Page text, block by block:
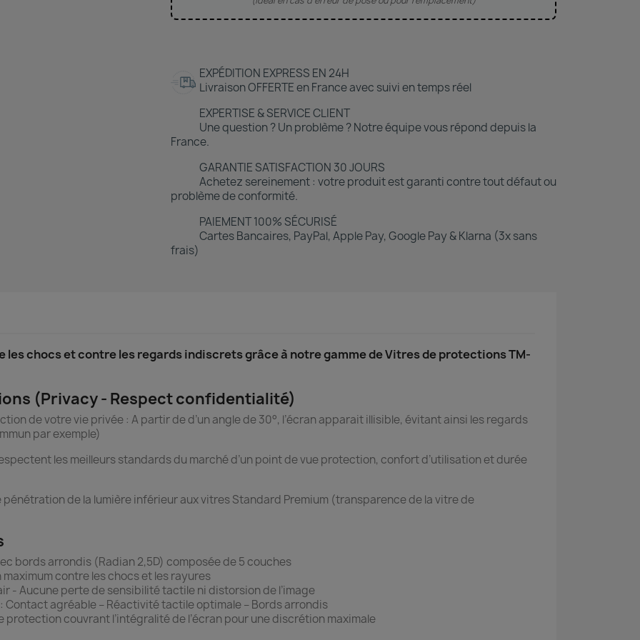
EXPÉDITION EXPRESS EN 24H
Livraison OFFERTE en France avec suivi en temps réel
EXPERTISE & SERVICE CLIENT
Une question ? Un problème ? Notre équipe vous répond depuis la
France.
GARANTIE SATISFACTION 30 JOURS
Achetez sereinement : votre produit est garanti contre tout défaut ou
problème de conformité.
PAIEMENT 100% SÉCURISÉ
Cartes Bancaires, PayPal, Apple Pay, Google Pay & Klarna (3x sans
frais)
les chocs et contre les regards indiscrets grâce à notre gamme de Vitres de protections TM-
(Privacy - Respect confidentialité)
de votre vie privée : A partir de d’un angle de 30°, l’écran apparait illisible, évitant ainsi les regards
par exemple)
les meilleurs standards du marché d’un point de vue protection, confort d’utilisation et durée
pénétration de la lumière inférieur aux vitres Standard Premium (transparence de la vitre de
bords arrondis (Radian 2,5D) composée de 5 couches
contre les chocs et les rayures
- Aucune perte de sensibilité tactile ni distorsion de l’image
Contact agréable – Réactivité tactile optimale – Bords arrondis
couvrant l’intégralité de l’écran pour une discrétion maximale